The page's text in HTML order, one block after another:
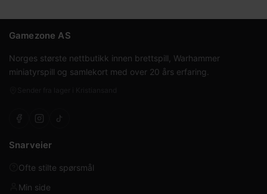
Gamezone AS
Norges største nettbutikk innen brettspill, Warhammer
miniatyrspill og samlekort med over 20 års erfaring.
Snarveier
Ofte stilte spørsmål
Min side